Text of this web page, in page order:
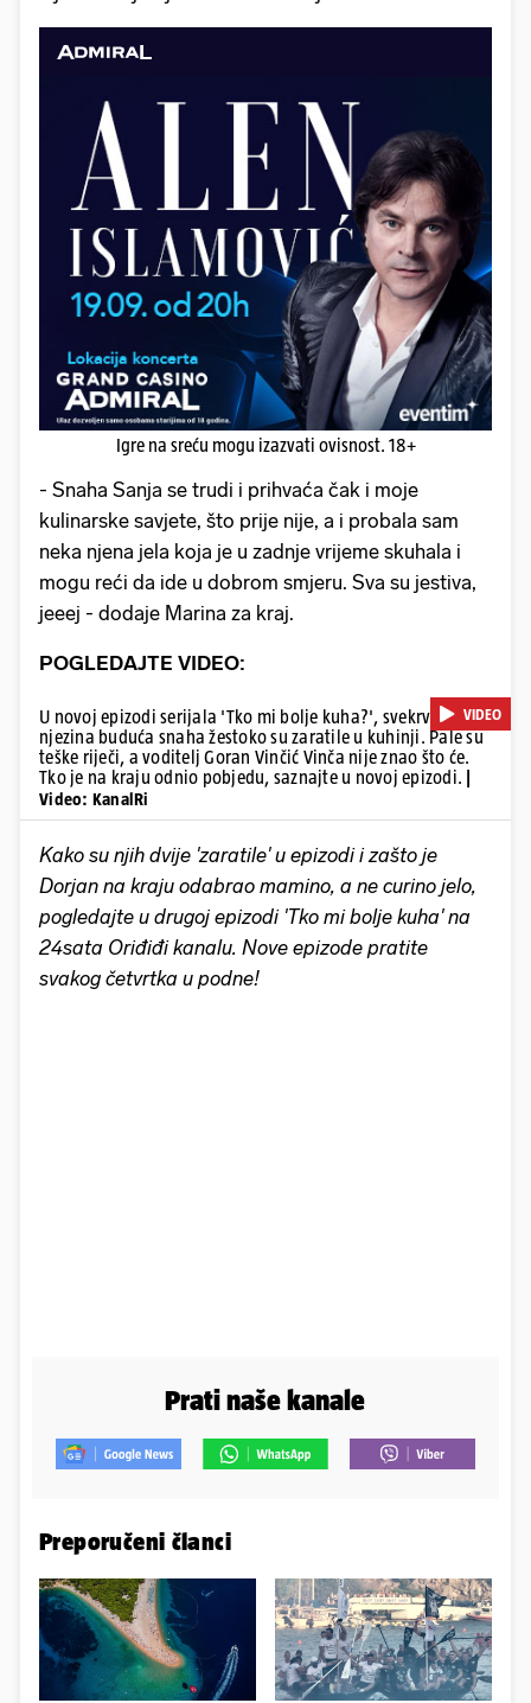
Igre na sreću mogu izazvati ovisnost. 18+
- Snaha Sanja se trudi i prihvaća čak i moje
kulinarske savjete, što prije nije, a i probala sam
neka njena jela koja je u zadnje vrijeme skuhala i
mogu reći da ide u dobrom smjeru. Sva su jestiva,
jeeej - dodaje Marina za kraj.
POGLEDAJTE VIDEO:
VIDEO
U novoj epizodi serijala 'Tko mi bolje kuha?', svekrva i
njezina buduća snaha žestoko su zaratile u kuhinji. Pale su
teške riječi, a voditelj Goran Vinčić Vinča nije znao što će.
Tko je na kraju odnio pobjedu, saznajte u novoj epizodi.
Video: KanalRi
Kako su njih dvije 'zaratile' u epizodi i zašto je
Dorjan na kraju odabrao mamino, a ne curino jelo,
pogledajte u drugoj epizodi 'Tko mi bolje kuha' na
24sata Oriđiđi kanalu. Nove epizode pratite
svakog četvrtka u podne!
Prati naše kanale
Preporučeni članci